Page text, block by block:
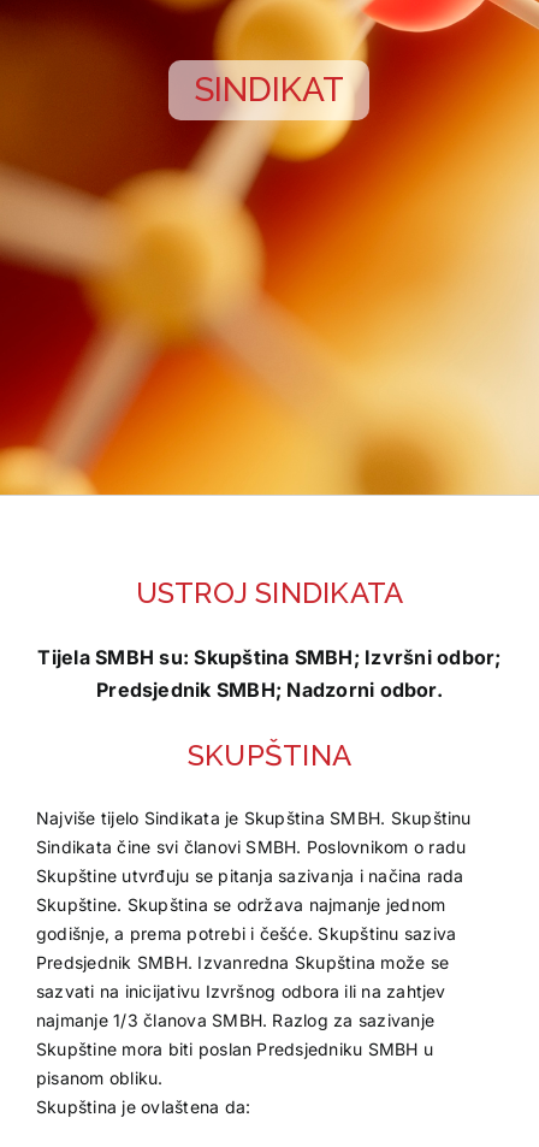
SINDIKAT
USTROJ SINDIKATA
Tijela SMBH su: Skupština SMBH; Izvršni odbor;
Predsjednik SMBH; Nadzorni odbor.
SKUPŠTINA
Najviše tijelo Sindikata je Skupština SMBH. Skupštinu
Sindikata čine svi članovi SMBH. Poslovnikom o radu
Skupštine utvrđuju se pitanja sazivanja i načina rada
Skupštine. Skupština se održava najmanje jednom
godišnje, a prema potrebi i češće. Skupštinu saziva
Predsjednik SMBH. Izvanredna Skupština može se
sazvati na inicijativu Izvršnog odbora ili na zahtjev
najmanje 1/3 članova SMBH. Razlog za sazivanje
Skupštine mora biti poslan Predsjedniku SMBH u
pisanom obliku.
Skupština je ovlaštena da: